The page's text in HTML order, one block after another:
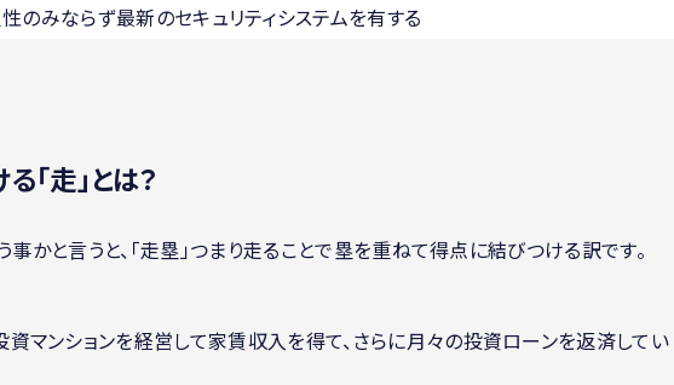
性のみならず最新のセキュリティシステムを有する
「走」とは？
う事かと言うと、「走塁」つまり走ることで塁を重ねて得点に結びつける訳です。
マンションを経営して家賃収入を得て、さらに月々の投資ローンを返済してい